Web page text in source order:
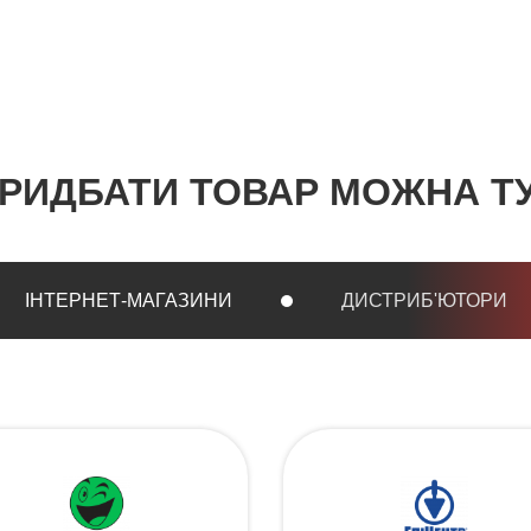
ТОВАР МОЖНА
ІНТЕРНЕТ-МАГАЗИНИ ДИСТРИБ'ЮТОРИ